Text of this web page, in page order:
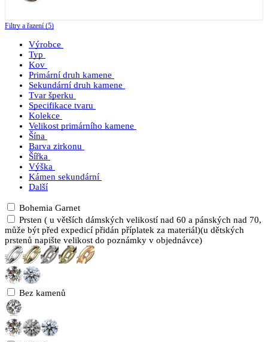
Filtry a řazení (5)
Výrobce
Typ
Kov
Primární druh kamene
Sekundární druh kamene
Tvar šperku
Specifikace tvaru
Kolekce
Velikost primárního kamene
Šína
Barva zirkonu
Šířka
Výška
Kámen sekundární
Další
Bohemia Garnet
Prsten ( u větších dámských velikostí nad 60 a pánských nad 70,
může být před expedicí přidán příplatek za materiál)(u dětských
prstenů napište velikost do poznámky v objednávce)
Bez kamenů